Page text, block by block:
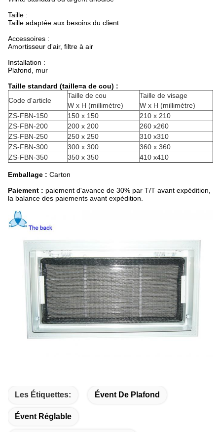
Taille :
Taille adaptée aux besoins du client
Accessoires :
Amortisseur d'air, filtre à air
Installation :
Plafond, mur
Taille standard (taille=a de cou) :
Code d'article
Taille de cou
W x H (millimètre)
Taille de visage
W x H (millimètre)
ZS-FBN-150
150 x 150
210 x 210
ZS-FBN-200
200 x 200
260 x260
ZS-FBN-250
250 x 250
310 x310
ZS-FBN-300
300 x 300
360 x 360
ZS-FBN-350
350 x 350 410 x410
Emballage : Carton
Paiement : paiement d'avance de 30% par T/T avant expédition,
la balance des paiements avant expédition.
Les Étiquettes: Évent De Plafond
Évent Réglable